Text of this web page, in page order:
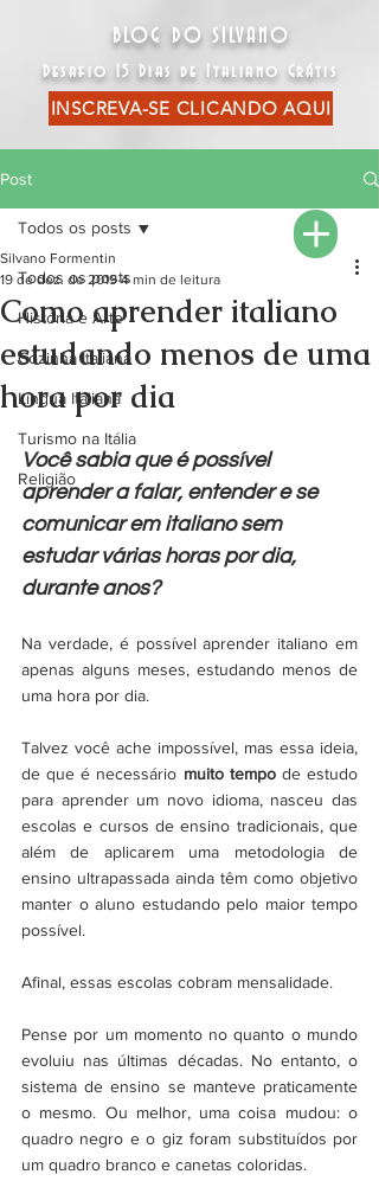
BLOG DO SILVANO
Desafio 15 Dias de Italiano Grátis
INSCREVA-SE CLICANDO AQUI
Post
Todos os posts
História e Arte
Cozinha Italiana
Língua Italiana
Turismo na Itália
Religião
Todos os posts
Como aprender italiano
estudando menos de uma
hora por dia
Silvano Formentin
19 de dez. de 2019 4 min de leitura
Você sabia que é possível
aprender a falar, entender e se
comunicar em italiano sem
estudar várias horas por dia,
durante anos?
Na verdade, é possível aprender italiano em
apenas alguns meses, estudando menos de
uma hora por dia.
Talvez você ache impossível, mas essa ideia,
de que é necessário muito tempo de estudo
para aprender um novo idioma, nasceu das
escolas e cursos de ensino tradicionais, que
além de aplicarem uma metodologia de
ensino ultrapassada ainda têm como objetivo
manter o aluno estudando pelo maior tempo
possível.
Afinal, essas escolas cobram mensalidade.
Pense por um momento no quanto o mundo
evoluiu nas últimas décadas. No entanto, o
sistema de ensino se manteve praticamente
o mesmo. Ou melhor, uma coisa mudou: o
quadro negro e o giz foram substituídos por
um quadro branco e canetas coloridas.